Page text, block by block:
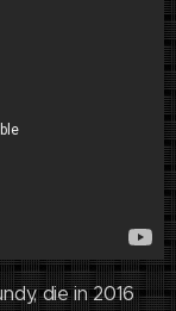
die in 2016